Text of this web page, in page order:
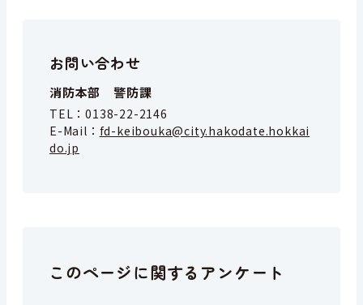
お問い合わせ
消防本部 警防課
TEL：0138-22-2146
E-Mail： fd-keibouka@city.hakodate.hokkai
do.jp
このページに関するアンケート